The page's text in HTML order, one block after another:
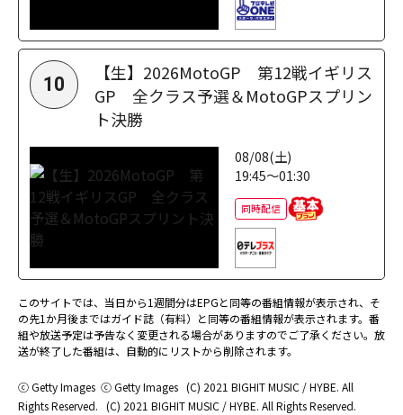
10
【生】2026MotoGP 第12戦イギリス
GP 全クラス予選＆MotoGPスプリン
ト決勝
08/08(土)
19:45～01:30
同時配信
このサイトでは、当日から1週間分はEPGと同等の番組情報が表示され、そ
の先1か月後まではガイド誌（有料）と同等の番組情報が表示されます。番
組や放送予定は予告なく変更される場合がありますのでご了承ください。放
送が終了した番組は、自動的にリストから削除されます。
ⓒ Getty Images ⓒ Getty Images (C) 2021 BIGHIT MUSIC / HYBE. All
Rights Reserved. (C) 2021 BIGHIT MUSIC / HYBE. All Rights Reserved.